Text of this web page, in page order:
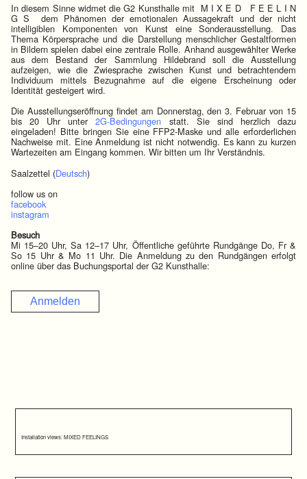
In diesem Sinne widmet die G2 Kunsthalle mit M I X E D F E E L I N
G S dem Phänomen der emotionalen Aussagekraft und der nicht
intelligiblen Komponenten von Kunst eine Sonderausstellung. Das
Thema Körpersprache und die Darstellung menschlicher Gestaltformen
in Bildern spielen dabei eine zentrale Rolle. Anhand ausgewählter Werke
aus dem Bestand der Sammlung Hildebrand soll die Ausstellung
aufzeigen, wie die Zwiesprache zwischen Kunst und betrachtendem
Individuum mittels Bezugnahme auf die eigene Erscheinung oder
Identität gesteigert wird.
Die Ausstellungseröffnung findet am Donnerstag, den 3. Februar von 15
bis 20 Uhr unter2G-Bedingungen statt. Sie sind herzlich dazu
eingeladen! Bitte bringen Sie eine FFP2-Maske und alle erforderlichen
Nachweise mit. Eine Anmeldung ist nicht notwendig. Es kann zu kurzen
Wartezeiten am Eingang kommen. Wir bitten um Ihr Verständnis.
Saalzettel (Deutsch)
follow us on
facebook
instagram
Besuch
Mi 15–20 Uhr, Sa 12–17 Uhr, Öffentliche geführte Rundgänge Do, Fr &
So 15 Uhr & Mo 11 Uhr. Die Anmeldung zu den Rundgängen erfolgt
online über das Buchungsportal der G2 Kunsthalle:
Anmelden
Installation views: MIXED FEELINGS